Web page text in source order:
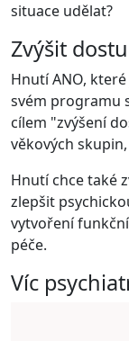
situace udělat?
Zvýšit
Hnutí ANO,
svém programu
cílem "zvýšení
věkových
Hnutí chce také
zlepšit
vytvoření
péče.
Víc